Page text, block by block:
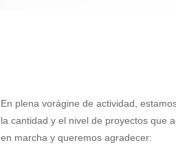
En plena vorágine de actividad,
la cantidad y el nivel de proyectos que
en marcha y queremos agradecer: